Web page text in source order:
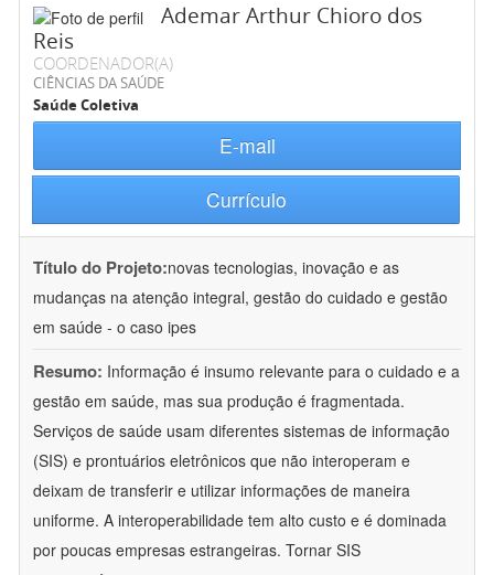
Ademar Arthur Chioro dos
Reis
COORDENADOR(A)
CIÊNCIAS DA SAÚDE
Saúde Coletiva
E-mail
Currículo
Título do Projeto:novas tecnologias, inovação e as
mudanças na atenção integral, gestão do cuidado e gestão
em saúde - o caso ipes
Resumo: Informação é insumo relevante para o cuidado e a
gestão em saúde, mas sua produção é fragmentada.
Serviços de saúde usam diferentes sistemas de informação
(SIS) e prontuários eletrônicos que não interoperam e
deixam de transferir e utilizar informações de maneira
uniforme. A interoperabilidade tem alto custo e é dominada
por poucas empresas estrangeiras. Tornar SIS